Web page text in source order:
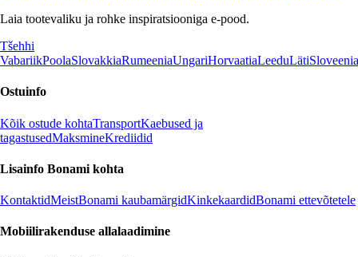
Laia tootevaliku ja rohke inspiratsiooniga e-pood.
Tšehhi
VabariikPoolaSlovakkiaRumeeniaUngariHorvaatiaLeeduLätiSloveenia
Ostuinfo
Kõik ostude kohtaTransportKaebused ja
tagastusedMaksmineKrediidid
Lisainfo Bonami kohta
KontaktidMeistBonami kaubamärgidKinkekaardidBonami ettevõtetele
Mobiilirakenduse allalaadimine